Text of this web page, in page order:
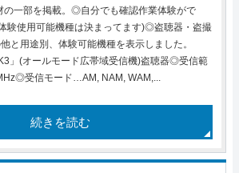
一部を掲載。◎自分でも確認作業体験がで
験使用可能機種は決まってます)◎盗聴器・盗撮
と用途別、体験可能機種を表示しました。
」(オールモード広帯域受信機)盗聴器◎受信範
受信モード…AM, NAM, WAM,...
続きを読む